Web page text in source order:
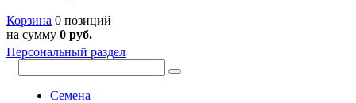
Корзина 0 позиций
на сумму 0 руб.
Персональный раздел
Семена